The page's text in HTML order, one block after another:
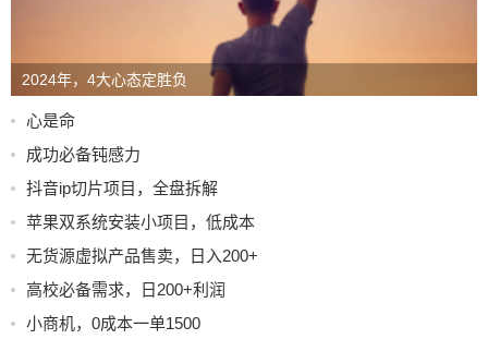
2024年，4大心态定胜负
心是命
成功必备钝感力
抖音ip切片项目，全盘拆解
苹果双系统安装小项目，低成本
无货源虚拟产品售卖，日入200+
高校必备需求，日200+利润
小商机，0成本一单1500